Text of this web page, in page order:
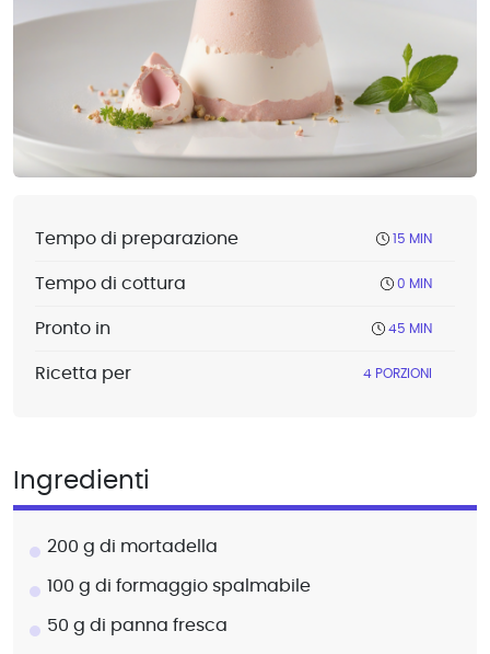
Tempo di preparazione 15 MIN
Tempo di cottura 0 MIN
Pronto in 45 MIN
Ricetta per 4 PORZIONI
Ingredienti
200 g di mortadella
100 g di formaggio spalmabile
50 g di panna fresca